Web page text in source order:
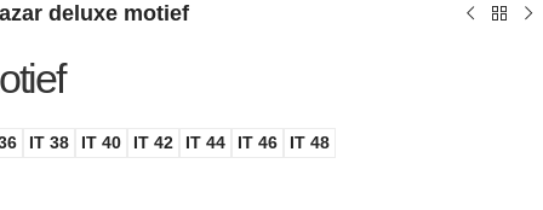
deluxe motief
IT 38 IT 40 IT 42 IT 44 IT 46 IT 48